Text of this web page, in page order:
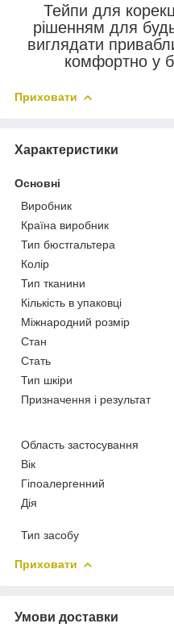
Тейпи для
рішенням для
виглядати
комфортно у
Приховати
Характеристики
Основні
Виробник
Країна виробник
Тип бюстгальтера
Колір
Тип тканини
Кількість в упаковці
Міжнародний розмір
Стан
Стать
Тип шкіри
Призначення і результат
Область застосування
Вік
Гіпоалергенний
Дія
Тип засобу
Приховати
Умови доставки